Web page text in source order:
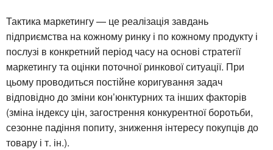
Тактика маркетингу — це реалізація завдань
підприємства на кожному ринку і по кожному продукту і
послузі в конкретний період часу на основі стратегії
маркетингу та оцінки поточної ринкової ситуації. При
цьому проводиться постійне коригування задач
відповідно до зміни кон’юнктурних та інших факторів
(зміна індексу цін, загострення конкурентної боротьби,
сезонне падіння попиту, зниження інтересу покупців до
товару і т. ін.).